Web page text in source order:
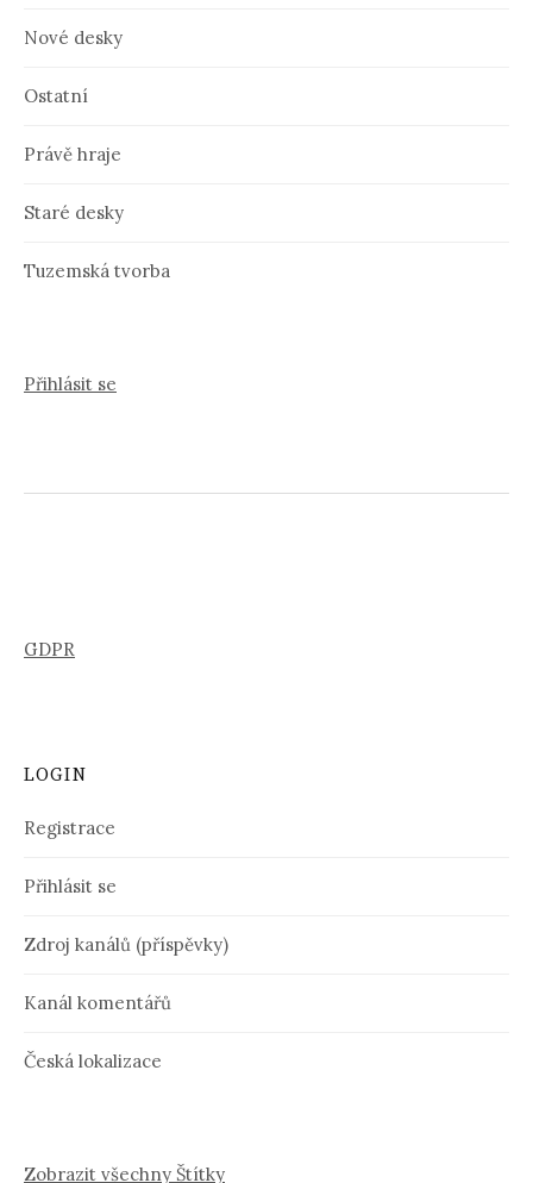
Nové desky
Ostatní
Právě hraje
Staré desky
Tuzemská tvorba
Přihlásit se
GDPR
LOGIN
Registrace
Přihlásit se
Zdroj kanálů (příspěvky)
Kanál komentářů
Česká lokalizace
Zobrazit všechny Štítky